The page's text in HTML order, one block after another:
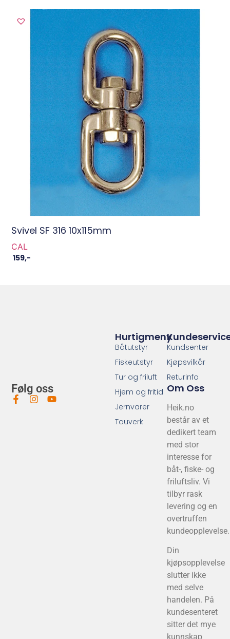
Svivel SF 316 10x115mm
CAL
159,-
Følg oss
Kundsenter
Kjøpsvilkår
Returinfo
Om Oss
Heik.no
består av et
dedikert team
med stor
interesse for
båt-, fiske- og
friluftsliv. Vi
tilbyr rask
levering og en
overtruffen
kundeopplevelse.
Din
kjøpsopplevelse
slutter ikke
med selve
handelen. På
kundesenteret
sitter det mye
kunnskap
Hurtigmeny
Båtutstyr
Fiskeutstyr
Tur og friluft
Hjem og fritid
Jernvarer
Tauverk